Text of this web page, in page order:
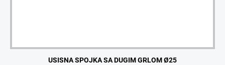
USISNA SPOJKA SA DUGIM GRLOM Ø25